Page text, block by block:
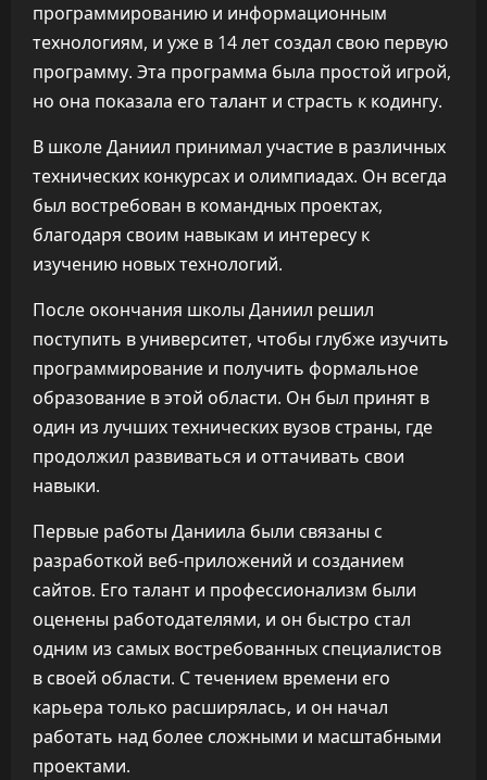
программированию и информационным
технологиям, и уже в 14 лет создал свою первую
программу. Эта программа была простой игрой,
но она показала его талант и страсть к кодингу.
В школе Даниил принимал участие в различных
технических конкурсах и олимпиадах. Он всегда
был востребован в командных проектах,
благодаря своим навыкам и интересу к
изучению новых технологий.
После окончания школы Даниил решил
поступить в университет, чтобы глубже изучить
программирование и получить формальное
образование в этой области. Он был принят в
один из лучших технических вузов страны, где
продолжил развиваться и оттачивать свои
навыки.
Первые работы Даниила были связаны с
разработкой веб-приложений и созданием
сайтов. Его талант и профессионализм были
оценены работодателями, и он быстро стал
одним из самых востребованных специалистов
в своей области. С течением времени его
карьера только расширялась, и он начал
работать над более сложными и масштабными
проектами.